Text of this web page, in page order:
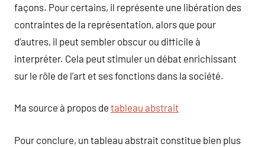
façons. Pour certains, il représente une libération des
contraintes de la représentation, alors que pour
d’autres, il peut sembler obscur ou difficile à
interpréter. Cela peut stimuler un débat enrichissant
sur le rôle de l’art et ses fonctions dans la société.
Ma source à propos de tableau abstrait
Pour conclure, un tableau abstrait constitue bien plus